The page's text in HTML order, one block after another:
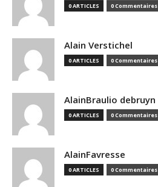
0 ARTICLES 0 Commentaires
Alain Verstichel
0 ARTICLES 0 Commentaires
AlainBraulio debruyn
0 ARTICLES 0 Commentaires
AlainFavresse
0 ARTICLES 0 Commentaires